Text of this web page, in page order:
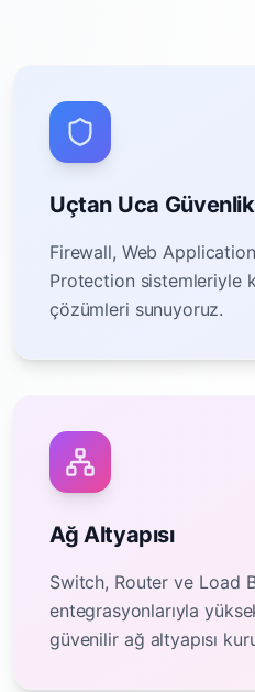
Uçtan Uca Güvenlik
Firewall, Web
Protection sistemleriyle
çözümleri sunuyoruz.
Ağ Altyapısı
Switch, Router ve Load
entegrasyonlarıyla
güvenilir ağ altyapısı